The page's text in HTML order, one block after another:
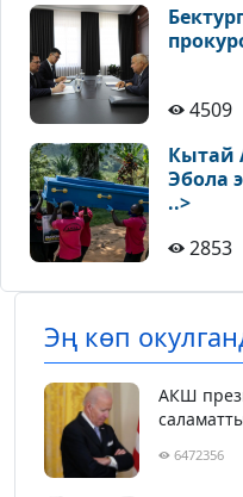
4509
Кытай
Эбола
..>
2853
Эң көп
АКШ
6472356